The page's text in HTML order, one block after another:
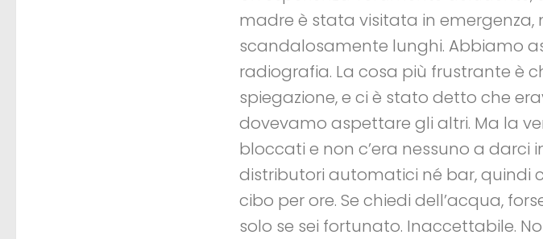
madre è stata visitata in
scandalosamente lunghi. Abbiamo
radiografia. La cosa più frustrante è
spiegazione, e ci è stato detto che
dovevamo aspettare gli altri. Ma la
bloccati e non c’era nessuno a darci
distributori automatici né bar, quindi
cibo per ore. Se chiedi dell’acqua,
solo se sei fortunato. Inaccettabile.